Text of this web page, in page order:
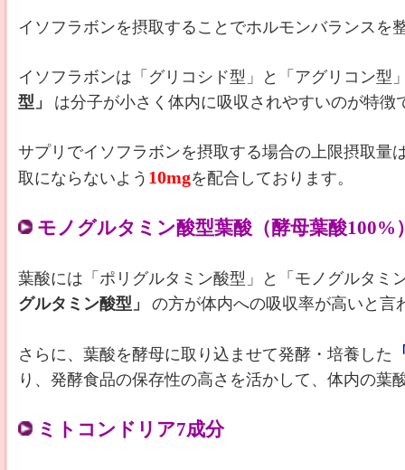
イソフラボンを摂取することでホルモンバランスを
イソフラボンは「グリコシド型」と「アグリコン型
型」
は分子が小さく体内に吸収されやすいのが特徴
サプリでイソフラボンを摂取する場合の上限摂取量
取にならないよう 10mgを配合しております。
モノグルタミン酸型葉酸（酵母葉酸100%
葉酸には「ポリグルタミン酸型」と「モノグルタミ
グルタミン酸型」
の方が体内への吸収率が高いと言
さらに、葉酸を酵母に取り込ませて発酵・培養した
り、発酵食品の保存性の高さを活かして、体内の葉
ミトコンドリア7成分